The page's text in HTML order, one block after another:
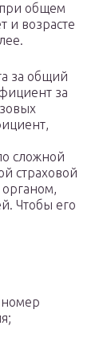
общем
и возрасте
за общий
за
сложной
страховой
Чтобы его